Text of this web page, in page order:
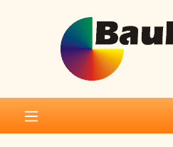
Zum Hauptinhalt springen